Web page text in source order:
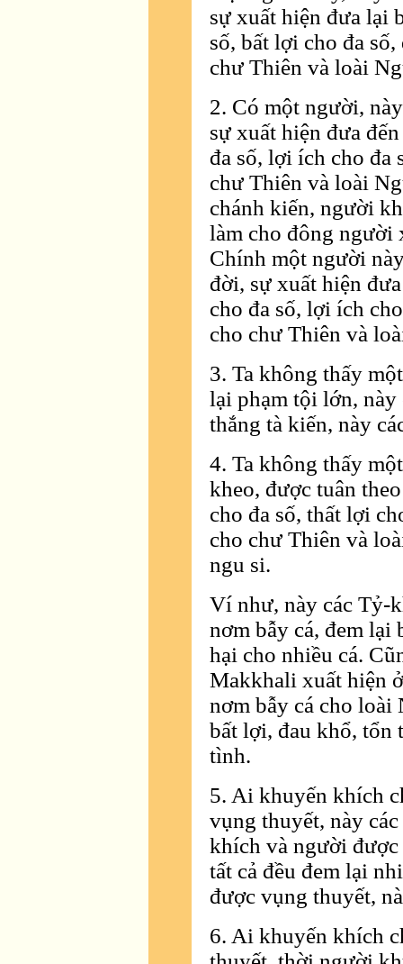
sự xuất hiện đưa lại
số, bất lợi cho đa
chư Thiên và loài
2. Có một người,
sự xuất hiện đưa
đa số, lợi ích cho đa
chư Thiên và loài
chánh kiến, người
làm cho đông người
Chính một người
đời, sự xuất hiện
cho đa số, lợi ích
cho chư Thiên và
3. Ta không thấy
lại phạm tội lớn,
thắng tà kiến, này
4. Ta không thấy
kheo, được tuân
cho đa số, thất lợi
cho chư Thiên và
ngu si.
Ví như, này các Tỷ-
nơm bẫy cá, đem lại
hại cho nhiều cá.
Makkhali xuất hiện
nơm bẫy cá cho loài
bất lợi, đau khổ, tổn
tình.
5. Ai khuyến khích
vụng thuyết, này
khích và người
tất cả đều đem lại
được vụng thuyết,
6. Ai khuyến khích